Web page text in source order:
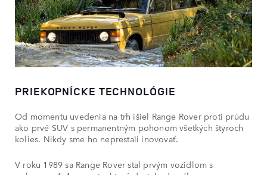
PRIEKOPNÍCKE TECHNOLÓGIE
Od momentu uvedenia na trh išiel Range Rover proti prúdu
ako prvé SUV s permanentným pohonom všetkých štyroch
kolies. Nikdy sme ho neprestali inovovať.
V roku 1989 sa Range Rover stal prvým vozidlom s